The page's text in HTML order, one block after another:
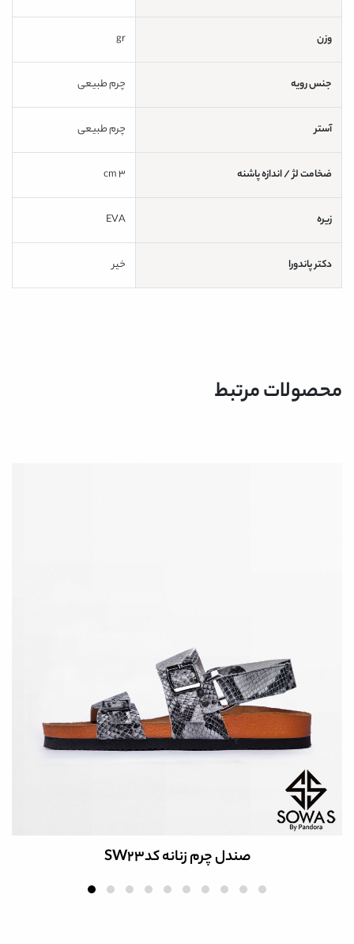
وزن gr
جنس رویه چرم طبیعی
آستر چرم طبیعی
ضخامت لژ / اندازه پاشنه
زیره EVA
دکتر پاندورا خیر
محصولات مرتبط
صندل چرم زنانه کدSW23